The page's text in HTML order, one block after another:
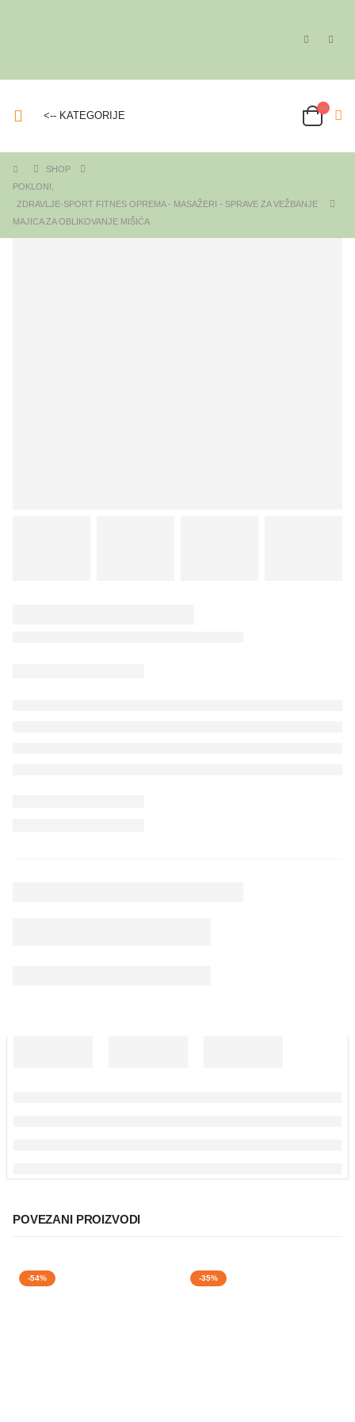
<-- KATEGORIJE
SHOP
POKLONI
ZDRAVLJE-SPORT FITNES OPREMA - MASAŽERI - SPRAVE ZA VEŽBANJE
MAJICA ZA OBLIKOVANJE MIŠIĆA
POVEZANI PROIZVODI
-54% -35%